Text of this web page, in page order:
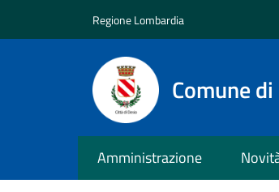
Regione Lombardia
Comune
Amministrazione